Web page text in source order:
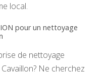
local.
pour un nettoyage
de nettoyage
Ne cherchez